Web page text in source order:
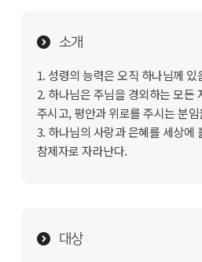
소개
1. 성령의 능력은 오직 하나님께
2. 하나님은 주님을 경외하는 모든
주시고, 평안과 위로를 주시는 분
3. 하나님의 사랑과 은혜를 세상에
참제자로 자라난다.
대상